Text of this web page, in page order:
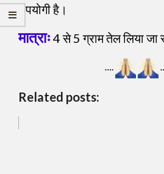
उपयोगी है।
मात्राः4 से 5 ग्राम तेल लिया जा
….
Related posts: